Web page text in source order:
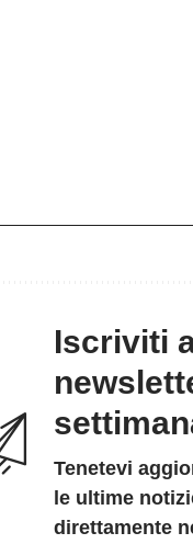
Iscriviti
Tenetevi
le ultime
direttamente